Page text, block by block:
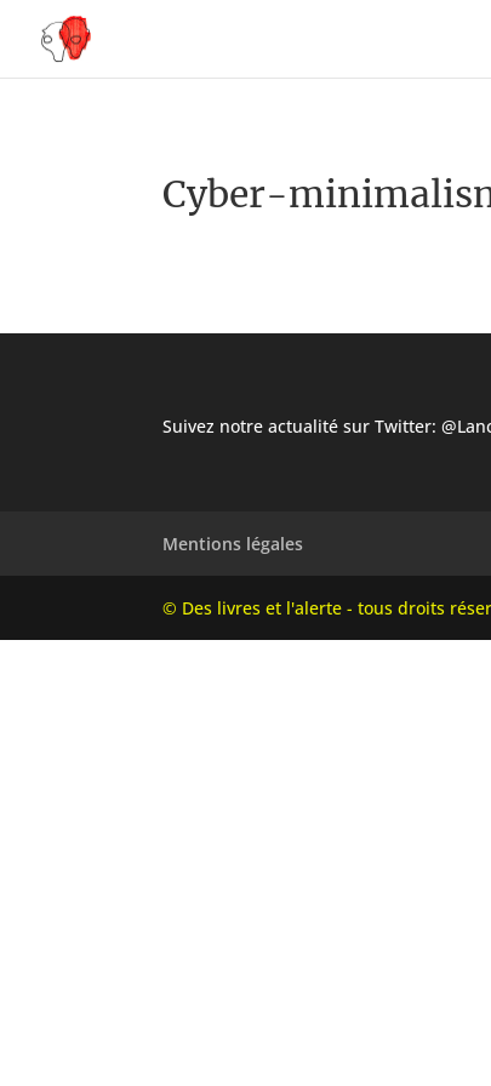
Cyber-
Suivez notre actualité sur Twitter:
Mentions légales
© Des livres et l'alerte - tous droits